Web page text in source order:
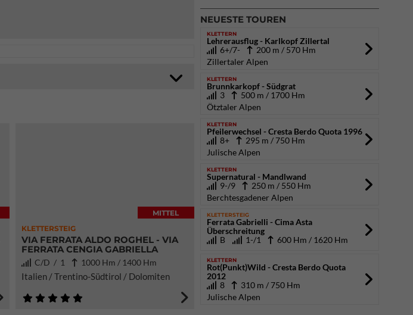
KLETTERSTEIG
MITTEL
VIA FERRATA ALDO ROGHEL - VIA
FERRATA CENGIA GABRIELLA
C/D / 1 1000 Hm / 1400 Hm
Italien / Trentino-Südtirol / Dolomiten
NEUESTE TOUREN
KLETTERN
Lehrerausflug - Karlkopf Zillertal
6+/7-
200 m / 570 Hm
Zillertaler Alpen
KLETTERN
Brunnkarkopf - Südgrat
3
500 m / 1700 Hm
Ötztaler Alpen
KLETTERN
Pfeilerwechsel - Cresta Berdo Quota 1996
8+
295 m / 750 Hm
Julische Alpen
KLETTERN
Supernatural - Mandlwand
9-/9
250 m / 550 Hm
Berchtesgadener Alpen
KLETTERSTEIG
Ferrata Gabrielli - Cima Asta
Überschreitung
B
1-/1 600 Hm / 1620 Hm
KLETTERN
Rot(Punkt)Wild - Cresta Berdo Quota
2012
8
310 m / 750 Hm
Julische Alpen